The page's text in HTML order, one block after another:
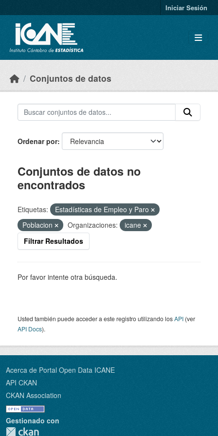
Iniciar Sesión
Conjuntos de datos
Ordenar por
Conjuntos de datos no
encontrados
Etiquetas:
Estadísticas de Empleo y Paro
Poblacion
Organizaciones:
icane
Filtrar Resultados
Por favor intente otra búsqueda.
Usted también puede acceder a este registro utilizando losAPI (ver
API Docs).
Acerca de Portal Open Data ICANE
API CKAN
CKAN Association
Gestionado con